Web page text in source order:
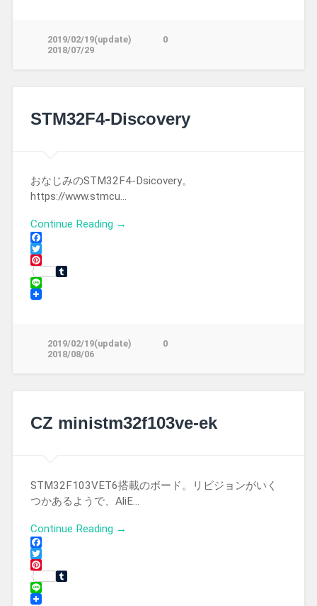
2019/02/19(update)
2018/07/29
0
STM32F4-Discovery
おなじみのSTM32F4-Dsicovery。
https://www.stmcu…
Continue Reading →
Facebook
Twitter
Pinterest
Tumblr
Line
2019/02/19(update)
2018/08/06
0
CZ ministm32f103ve-ek
STM32F103VET6搭載のボード。リビジョンがいく
つかあるようで、AliE…
Continue Reading →
Facebook
Twitter
Pinterest
Tumblr
Line